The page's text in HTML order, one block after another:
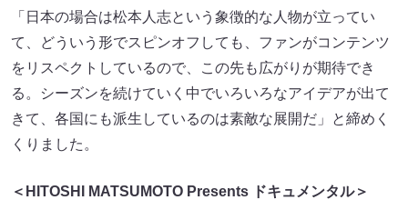
「日本の場合は松本人志という象徴的な人物が立ってい
て、どういう形でスピンオフしても、ファンがコンテンツ
をリスペクトしているので、この先も広がりが期待でき
る。シーズンを続けていく中でいろいろなアイデアが出て
きて、各国にも派生しているのは素敵な展開だ」と締めく
くりました。
＜HITOSHI MATSUMOTO Presents ドキュメンタル＞